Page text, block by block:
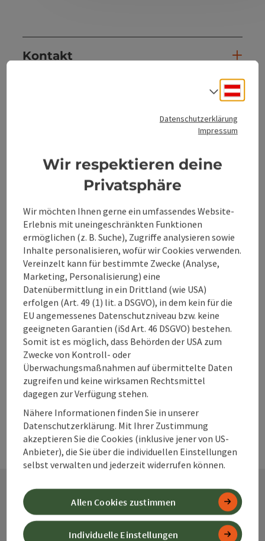
Kontakt
Eignung
Barrierefreiheit
Beitrag merken
zum Merkzettel
PDF erstellen
In der Nähe
powered byTOURDATA Änderung vorschlagen
Kontakt
Datenschutzerklärung
Impressum
Wir respektieren deine
Privatsphäre
Wir möchten Ihnen gerne ein umfassendes Website-
Erlebnis mit uneingeschränkten Funktionen
ermöglichen (z. B. Suche), Zugriffe analysieren sowie
Inhalte personalisieren, wofür wir Cookies verwenden.
Vereinzelt kann für bestimmte Zwecke (Analyse,
Marketing, Personalisierung) eine
Datenübermittlung in ein Drittland (wie USA)
erfolgen (Art. 49 (1) lit. a DSGVO), in dem kein für die
EU angemessenes Datenschutzniveau bzw. keine
geeigneten Garantien (iSd Art. 46 DSGVO) bestehen.
Somit ist es möglich, dass Behörden der USA zum
Zwecke von Kontroll- oder
Überwachungsmaßnahmen auf übermittelte Daten
zugreifen und keine wirksamen Rechtsmittel
dagegen zur Verfügung stehen.
Nähere Informationen finden Sie in unserer
Datenschutzerklärung. Mit Ihrer Zustimmung
akzeptieren Sie die Cookies (inklusive jener von US-
Anbieter), die Sie über die individuellen Einstellungen
selbst verwalten und jederzeit widerrufen können.
Individuelle Einstellungen
Allen Cookies zustimmen